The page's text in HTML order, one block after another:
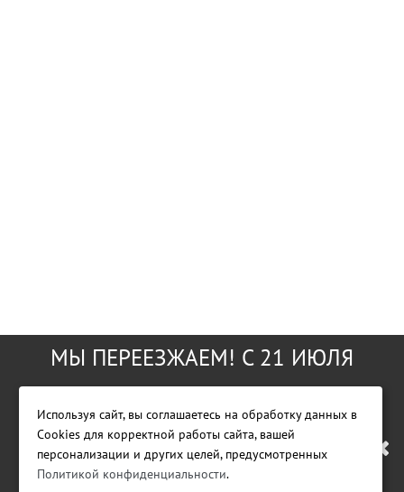
МЫ ПЕРЕЕЗЖАЕМ! С 21 ИЮЛЯ
МАГАЗИН БУДЕТ РАБОТАТЬ ПО
НОВОМУ АДРЕСУ. ПОДРОБНАЯ
Фирменный магазин GreenWorks Tools
Используя сайт, вы соглашаетесь на обработку данных в
Cookies для корректной работы сайта, вашей
персонализации и других целей, предусмотренных
Политикой конфиденциальности.